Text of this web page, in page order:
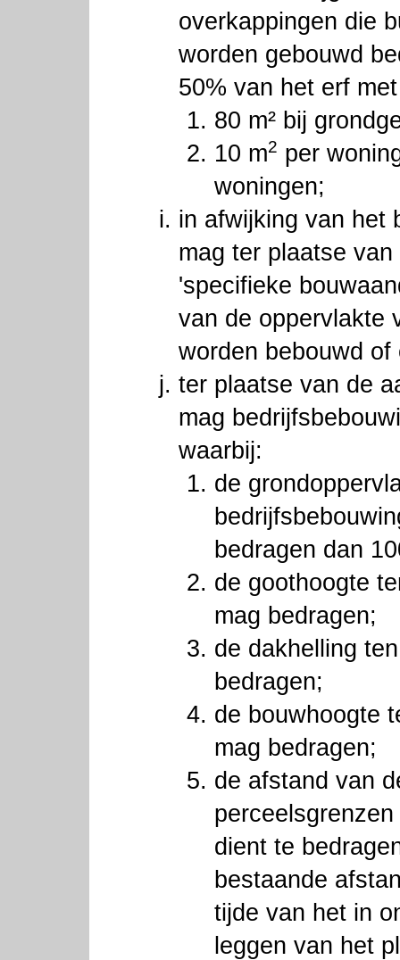
overkappingen die
worden gebouwd
50% van het erf
80 m² bij
10 m2 per
woningen;
in afwijking van het
mag ter plaatse
'specifieke
van de oppervlakte
worden bebouwd of
ter plaatse van de
mag
waarbij:
de
bedragen dan
de goothoogte
mag bedragen;
de dakhelling
bedragen;
de bouwhoogte
mag bedragen;
de afstand van
dient te
bestaande
tijde van het in
leggen van het